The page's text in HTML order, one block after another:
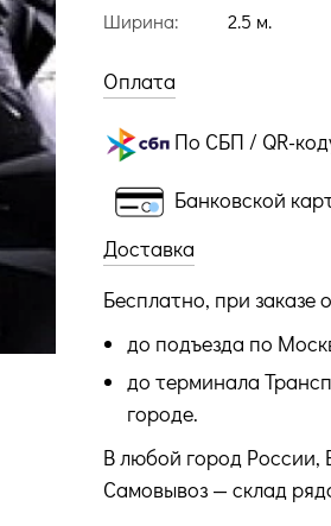
Ширина:
2.5 м.
Оплата
По СБП / QR-
Банковской
Доставка
Бесплатно, при заказе
до подъезда по
до терминала
городе.
В любой город России,
Самовывоз — склад